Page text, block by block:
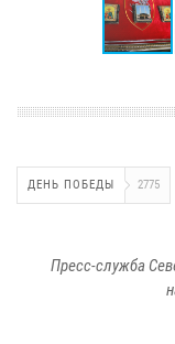
ДЕНЬ ПОБЕДЫ 2775
Пресс-служба